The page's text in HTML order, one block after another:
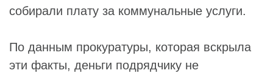
собирали плату за коммунальные услуги.
По данным прокуратуры, которая вскрыла
эти факты, деньги подрядчику не